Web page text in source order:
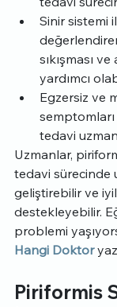
Sinir sistemi
sıkışması
yardımcı
Egzersiz ve
tedavi
Uzmanlar,
tedavi sürecinde
geliştirebilir ve
destekleyebilir.
problemi
Hangi Doktor
Piriformis